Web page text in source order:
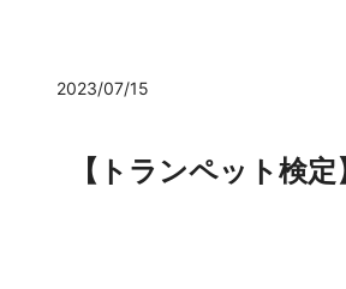
2023/07/15
【トランペット検